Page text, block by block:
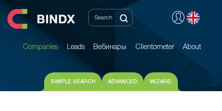
Companies Leads Вебинары Clientometer About
Companies Leads Вебинары Clientometer About
SIMPLE SEARCH ADVANCED WIZARD